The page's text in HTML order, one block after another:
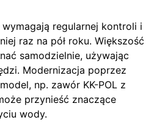
regularnej kontroli i
raz na pół roku. Większość
samodzielnie, używając
Modernizacja poprzez
np. zawór KK-POL z
przynieść znaczące
wody.